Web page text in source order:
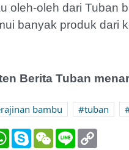
oleh-oleh dari Tuban
banyak produk dari
Berita Tuban
bambu tuban
WhatsApp
SkypeWeChatLine
4